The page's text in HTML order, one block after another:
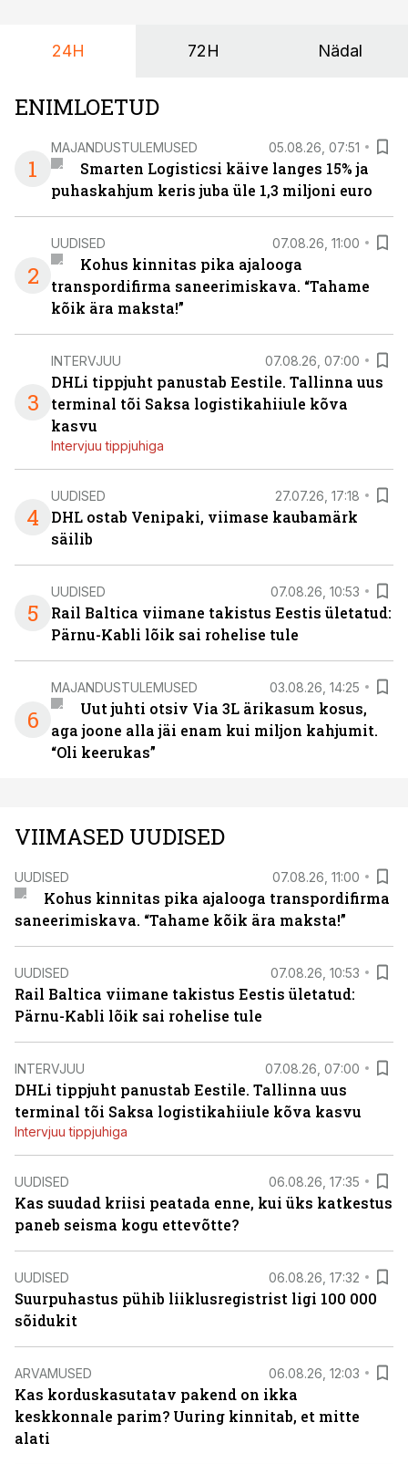
24H 72H Nädal
ENIMLOETUD
1
MAJANDUSTULEMUSED 05.08.26, 07:51
Smarten Logisticsi käive langes 15% ja
puhaskahjum keris juba üle 1,3 miljoni euro
2
UUDISED 07.08.26, 11:00
Kohus kinnitas pika ajalooga
transpordifirma saneerimiskava. “Tahame
kõik ära maksta!”
3
INTERVJUU 07.08.26, 07:00
DHLi tippjuht panustab Eestile. Tallinna uus
terminal tõi Saksa logistikahiiule kõva
kasvu
Intervjuu tippjuhiga
4
UUDISED 27.07.26, 17:18
DHL ostab Venipaki, viimase kaubamärk
säilib
5
UUDISED 07.08.26, 10:53
Rail Baltica viimane takistus Eestis ületatud:
Pärnu-Kabli lõik sai rohelise tule
6
MAJANDUSTULEMUSED 03.08.26, 14:25
Uut juhti otsiv Via 3L ärikasum kosus,
aga joone alla jäi enam kui miljon kahjumit.
“Oli keerukas”
VIIMASED UUDISED
UUDISED 07.08.26, 11:00
Kohus kinnitas pika ajalooga transpordifirma
saneerimiskava. “Tahame kõik ära maksta!”
UUDISED 07.08.26, 10:53
Rail Baltica viimane takistus Eestis ületatud:
Pärnu-Kabli lõik sai rohelise tule
INTERVJUU 07.08.26, 07:00
DHLi tippjuht panustab Eestile. Tallinna uus
terminal tõi Saksa logistikahiiule kõva kasvu
Intervjuu tippjuhiga
UUDISED 06.08.26, 17:35
Kas suudad kriisi peatada enne, kui üks katkestus
paneb seisma kogu ettevõtte?
UUDISED 06.08.26, 17:32
Suurpuhastus pühib liiklusregistrist ligi 100 000
sõidukit
ARVAMUSED 06.08.26, 12:03
Kas korduskasutatav pakend on ikka
keskkonnale parim? Uuring kinnitab, et mitte
alati